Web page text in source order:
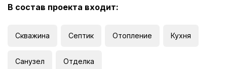
В состав проекта входит:
Скважина Септик Отопление Кухня
Санузел Отделка